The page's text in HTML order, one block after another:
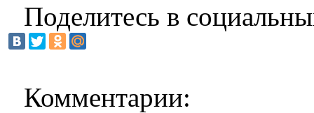
Поделитесь в
Комментарии: